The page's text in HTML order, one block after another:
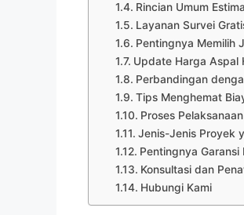
Rincian Umum
Layanan Survei
Pentingnya Memilih
Update Harga Aspal
Perbandingan
Tips Menghemat
Proses
Jenis-Jenis Proyek
Pentingnya Garansi
Konsultasi dan
Hubungi Kami